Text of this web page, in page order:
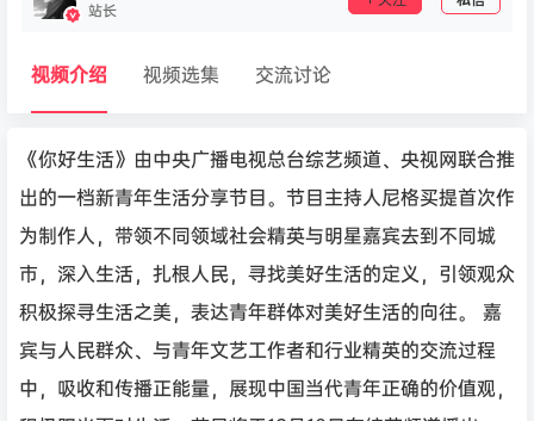
站长
视频介绍 视频选集 交流讨论
《你好生活》由中央广播电视总台综艺频道、央视网联合推
出的一档新青年生活分享节目。节目主持人尼格买提首次作
为制作人，带领不同领域社会精英与明星嘉宾去到不同城
市，深入生活，扎根人民，寻找美好生活的定义，引领观众
积极探寻生活之美，表达青年群体对美好生活的向往。 嘉
宾与人民群众、与青年文艺工作者和行业精英的交流过程
中，吸收和传播正能量，展现中国当代青年正确的价值观，